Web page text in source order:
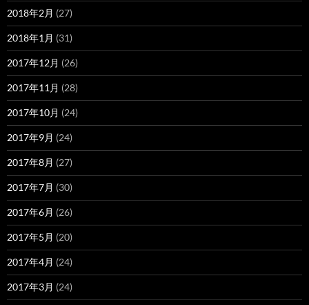
2018年2月 (27)
2018年1月 (31)
2017年12月 (26)
2017年11月 (28)
2017年10月 (24)
2017年9月 (24)
2017年8月 (27)
2017年7月 (30)
2017年6月 (26)
2017年5月 (20)
2017年4月 (24)
2017年3月 (24)